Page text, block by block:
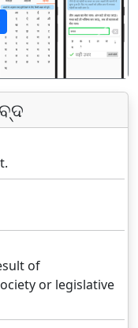
अगला
of
or legislative